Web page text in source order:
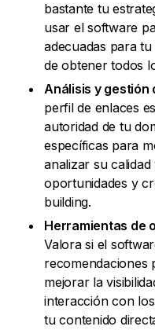
bastante tu
usar el software
adecuadas para
de obtener todos
Análisis y gestión
perfil de enlaces
autoridad de tu
específicas para
analizar su
oportunidades y
building.
Herramientas de
Valora si el
recomendaciones
mejorar la
interacción con
tu contenido